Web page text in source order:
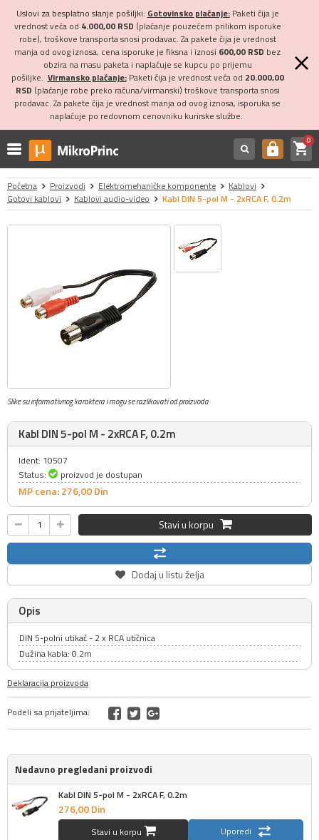
Uslovi za besplatno slanje pošiljki: Gotovinsko plaćanje:Paketi čija je
vrednost veća od 4.000,00 RSD (plaćanje pouzećem prilikom isporuke
robe), troškove transporta snosi prodavac. Za pakete čija je vrednost
manja od ovog iznosa, cena isporuke je fiksna i iznosi 600,00 RSD bez
obzira na masu paketa i naplaćuje se kupcu po prijemu
pošiljke. Virmansko plaćanje:Paketi čija je vrednost veća od 20.000,00
RSD (plaćanje robe preko računa/virmanski) troškove transporta snosi
prodavac. Za pakete čija je vrednost manja od ovog iznosa, isporuka se
naplaćuje po redovnom cenovniku kurirske službe.
https shopping_cart0
Početna Proizvodi Elektromehaničke komponente
Kablovi
Gotovi kablovi
Kablovi audio-video Kabl DIN 5-pol M - 2xRCA F, 0.2m
Slike su informativnog karaktera i mogu se razlikovati od proizvoda
Kabl DIN 5-pol M - 2xRCA F, 0.2m
Ident: 10507
Status:
proizvod je dostupan
MP cena: 276,00Din
Stavi u korpu
Dodaj u listu želja
Opis
DIN 5-polni utikač - 2 x RCA utičnica
Dužina kabla: 0.2m
Deklaracija proizvoda
Podeli sa prijateljima:
Nedavno pregledani proizvodi
Kabl DIN 5-pol M - 2xRCA F, 0.2m
276,00Din
Stavi u korpu Uporedi